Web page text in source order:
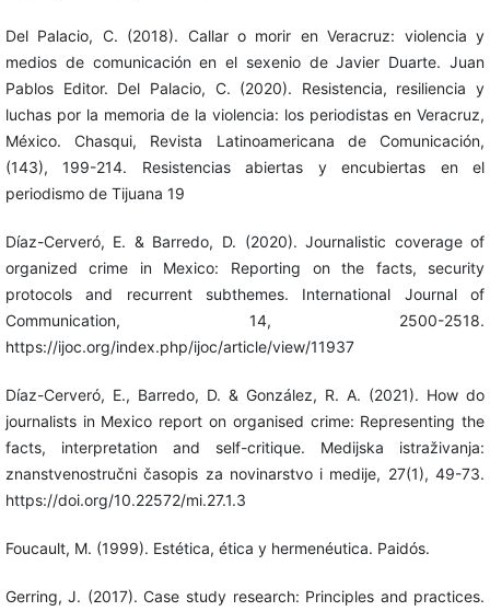
Del Palacio, C. (2018). Callar o morir en Veracruz: violencia y
medios de comunicación en el sexenio de Javier Duarte. Juan
Pablos Editor. Del Palacio, C. (2020). Resistencia, resiliencia y
luchas por la memoria de la violencia: los periodistas en Veracruz,
México. Chasqui, Revista Latinoamericana de Comunicación,
(143), 199-214. Resistencias abiertas y encubiertas en el
periodismo de Tijuana 19
Díaz-Cerveró, E. & Barredo, D. (2020). Journalistic coverage of
organized crime in Mexico: Reporting on the facts, security
protocols and recurrent subthemes. International Journal of
Communication, 14, 2500-2518.
https://ijoc.org/index.php/ijoc/article/view/11937
Díaz-Cerveró, E., Barredo, D. & González, R. A. (2021). How do
journalists in Mexico report on organised crime: Representing the
facts, interpretation and self-critique. Medijska istraživanja:
znanstvenostručni časopis za novinarstvo i medije, 27(1), 49-73.
https://doi.org/10.22572/mi.27.1.3
Foucault, M. (1999). Estética, ética y hermenéutica. Paidós.
Gerring, J. (2017). Case study research: Principles and practices.